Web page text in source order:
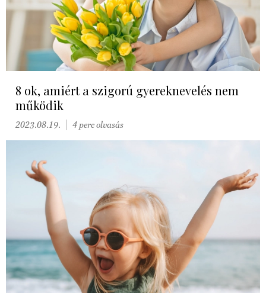
8 ok, amiért a szigorú gyereknevelés nem
működik
2023.08.19. 4 perc olvasás